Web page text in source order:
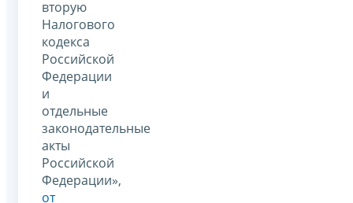
вторую
Налогового
кодекса
Российской
Федерации
и
отдельные
законодательные
акты
Российской
Федерации»,
от